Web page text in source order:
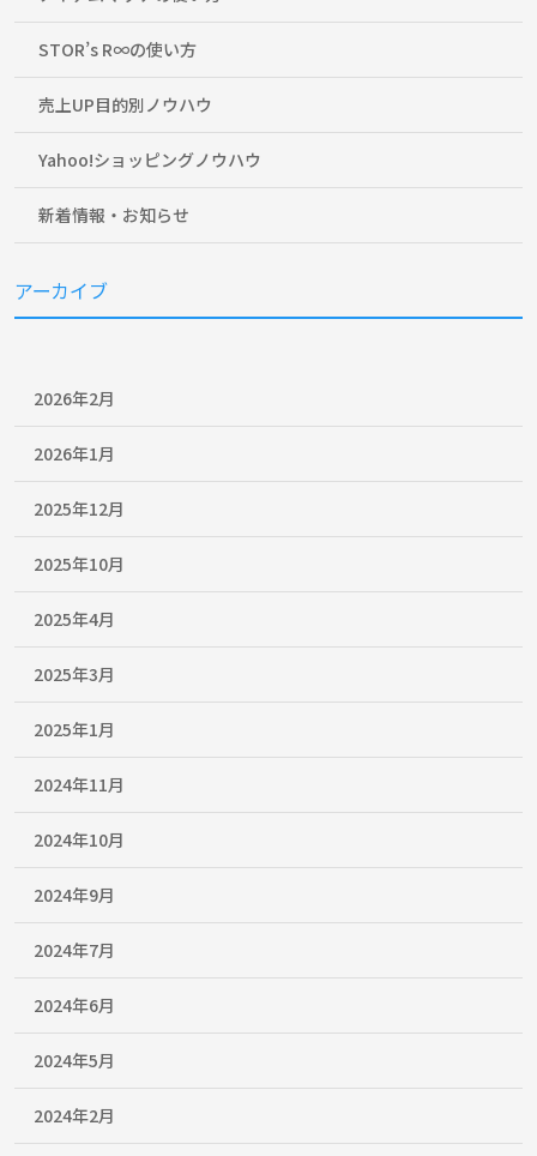
STOR’s R∞の使い方
売上UP目的別ノウハウ
Yahoo!ショッピングノウハウ
新着情報・お知らせ
アーカイブ
2026年2月
2026年1月
2025年12月
2025年10月
2025年4月
2025年3月
2025年1月
2024年11月
2024年10月
2024年9月
2024年7月
2024年6月
2024年5月
2024年2月